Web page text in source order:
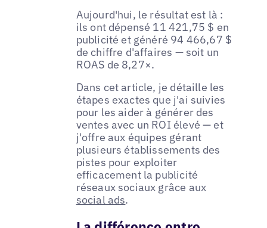
Aujourd'hui, le résultat est là :
ils ont dépensé 11 421,75 $ en
publicité et généré 94 466,67 $
de chiffre d'affaires — soit un
ROAS de 8,27×.
Dans cet article, je détaille les
étapes exactes que j'ai suivies
pour les aider à générer des
ventes avec un ROI élevé — et
j'offre aux équipes gérant
plusieurs établissements des
pistes pour exploiter
efficacement la publicité
réseaux sociaux grâce aux
social ads.